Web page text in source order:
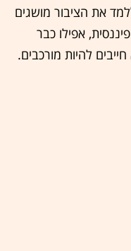
את הציבור מושגים
אפילו כבר
להיות מורכבים.